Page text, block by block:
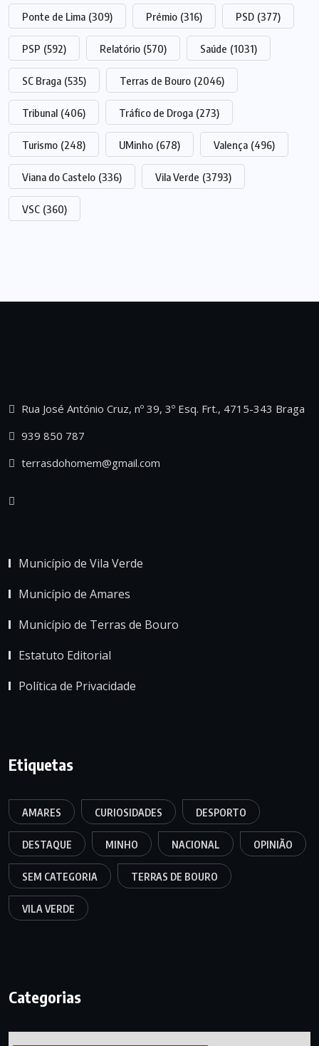
Ponte de Lima (309) Prémio (316) PSD (377)
PSP (592) Relatório (570) Saúde (1031)
SC Braga (535) Terras de Bouro (2046)
Tribunal (406) Tráfico de Droga (273)
Turismo (248) UMinho (678) Valença (496)
Viana do Castelo (336) Vila Verde (3793)
VSC (360)
Rua José António Cruz, nº 39, 3º Esq. Frt., 4715-343 Braga
939 850 787
terrasdohomem@gmail.com
Município de Vila Verde
Município de Amares
Município de Terras de Bouro
Estatuto Editorial
Política de Privacidade
Etiquetas
AMARES CURIOSIDADES DESPORTO
DESTAQUE MINHO NACIONAL OPINIÃO
SEM CATEGORIA TERRAS DE BOURO
VILA VERDE
Categorias